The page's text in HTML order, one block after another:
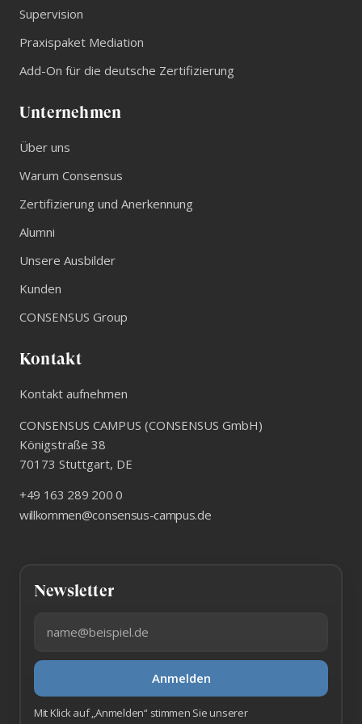
Supervision
Praxispaket Mediation
Add-On für die deutsche Zertifizierung
Unternehmen
Über uns
Warum Consensus
Zertifizierung und Anerkennung
Alumni
Unsere Ausbilder
Kunden
CONSENSUS Group
Kontakt
Kontakt aufnehmen
CONSENSUS CAMPUS (CONSENSUS GmbH)
Königstraße 38
70173 Stuttgart, DE
+49 163 289 200 0
willkommen@consensus-campus.de
Newsletter
Anmelden
Mit Klick auf „Anmelden“ stimmen Sie unserer